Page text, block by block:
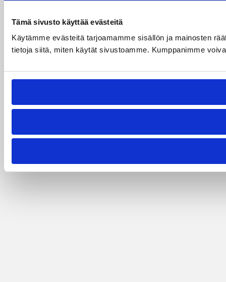
Tämä sivusto käyttää evästeitä
Käytämme evästeitä tarjoamamme sisällön ja mainosten
tietoja siitä, miten käytät sivustoamme. Kumppanimme